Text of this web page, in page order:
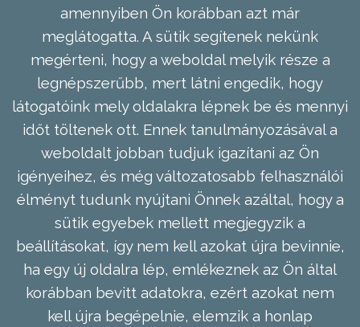
amennyiben Ön korábban azt már
meglátogatta. A sütik segítenek nekünk
megérteni, hogy a weboldal melyik része a
legnépszerűbb, mert látni engedik, hogy
látogatóink mely oldalakra lépnek be és mennyi
időt töltenek ott. Ennek tanulmányozásával a
weboldalt jobban tudjuk igazítani az Ön
igényeihez, és még változatosabb felhasználói
élményt tudunk nyújtani Önnek azáltal, hogy a
sütik egyebek mellett megjegyzik a
beállításokat, így nem kell azokat újra bevinnie,
ha egy új oldalra lép, emlékeznek az Ön által
korábban bevitt adatokra, ezért azokat nem
kell újra begépelnie, elemzik a honlap